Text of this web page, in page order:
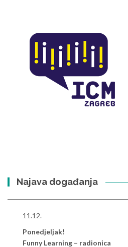
Najava događanja
11.12.
Ponedjeljak!
Funny Learning – radionica